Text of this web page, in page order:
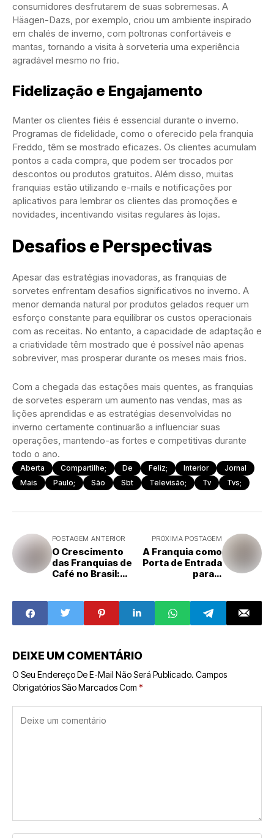
consumidores desfrutarem de suas sobremesas. A
Häagen-Dazs, por exemplo, criou um ambiente inspirado
em chalés de inverno, com poltronas confortáveis e
mantas, tornando a visita à sorveteria uma experiência
agradável mesmo no frio.
Fidelização e Engajamento
Manter os clientes fiéis é essencial durante o inverno.
Programas de fidelidade, como o oferecido pela franquia
Freddo, têm se mostrado eficazes. Os clientes acumulam
pontos a cada compra, que podem ser trocados por
descontos ou produtos gratuitos. Além disso, muitas
franquias estão utilizando e-mails e notificações por
aplicativos para lembrar os clientes das promoções e
novidades, incentivando visitas regulares às lojas.
Desafios e Perspectivas
Apesar das estratégias inovadoras, as franquias de
sorvetes enfrentam desafios significativos no inverno. A
menor demanda natural por produtos gelados requer um
esforço constante para equilibrar os custos operacionais
com as receitas. No entanto, a capacidade de adaptação e
a criatividade têm mostrado que é possível não apenas
sobreviver, mas prosperar durante os meses mais frios.
Com a chegada das estações mais quentes, as franquias
de sorvetes esperam um aumento nas vendas, mas as
lições aprendidas e as estratégias desenvolvidas no
inverno certamente continuarão a influenciar suas
operações, mantendo-as fortes e competitivas durante
todo o ano.
Aberta Compartilhe; De Feliz; Interior
Jornal
Mais
Paulo; São Sbt Televisão; Tv Tvs;
POSTAGEM ANTERIOR
O Crescimento
das Franquias de
Café no Brasil:
PRÓXIMA POSTAGEM
A Franquia como
Porta de Entrada
para o
DEIXE UM COMENTÁRIO
O Seu Endereço De E-Mail Não Será Publicado. Campos
Obrigatórios São Marcados Com *